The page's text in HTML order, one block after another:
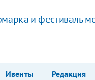
и фестиваль
Ивенты Редакция